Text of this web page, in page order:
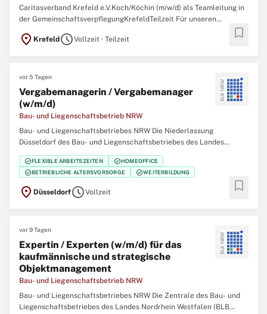
Caritasverband Krefeld e.V.Koch/Köchin (m/w/d) als Teamleitung in
der GemeinschaftsverpflegungKrefeldTeilzeit Für unseren
Teamleitung Küche (m/w/d) mit 30 Wochenstunden. In unserer
location_on Krefeld scheduleVollzeit · Teilzeit bookmark
vor 5 Tagen
Vergabemanagerin / Vergabemanager
(w/m/d)
Bau- und Liegenschaftsbetrieb NRW
Bau- und Liegenschaftsbetriebes NRW Die Niederlassung
Düsseldorf des Bau- und Liegenschaftsbetriebes des Landes
Nordrhein‑Westfalen (BLB NRW) sucht zum nächstmöglichen
Zeitpunkt eine/einen Vergabemanagerin / Vergabemanager (w/m/d)
Der Bau- und Liegenschaftsbetrieb NRW ist Eigentümer, Vermieter
und Betreiber ...
check_circleFLEXIBLE ARBEITSZEITEN check_circleHOMEOFFICE
check_circleBETRIEBLICHE ALTERSVORSORGE check_circleWEITERBILDUNG
location_on DüsseldorfscheduleVollzeit bookmark
vor 9 Tagen
Expertin / Experten (w/m/d) für das
kaufmännische und strategische
Objektmanagement
Bau- und Liegenschaftsbetrieb NRW
Bau- und Liegenschaftsbetriebes NRW Die Zentrale des Bau- und
Liegenschaftsbetriebes des Landes Nordrhein Westfalen (BLB